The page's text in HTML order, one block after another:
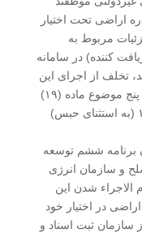
اراضی تحت اختیار
مربوط به
کننده) در سامانه
تخلف از اجرای این
حکم مشمول یکی از مجازات های درجه پنج موضوع ماده (۱۹)
قانون مجازات اسلامی مصوب ۱/۲/۱۳۹۲ (به استثنای حبس)
موضوع ماده (۲۹) قانون برنامه ششم توسعه
و سازمان انرژی
شدن این
در اختیار خود
ثبت اسناد و